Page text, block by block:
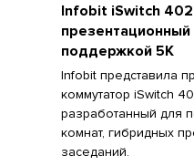
Infobit iSwitch
поддержкой 5K
Infobit представила
коммутатор iSwitch
разработанный для
комнат, гибридных
заседаний.